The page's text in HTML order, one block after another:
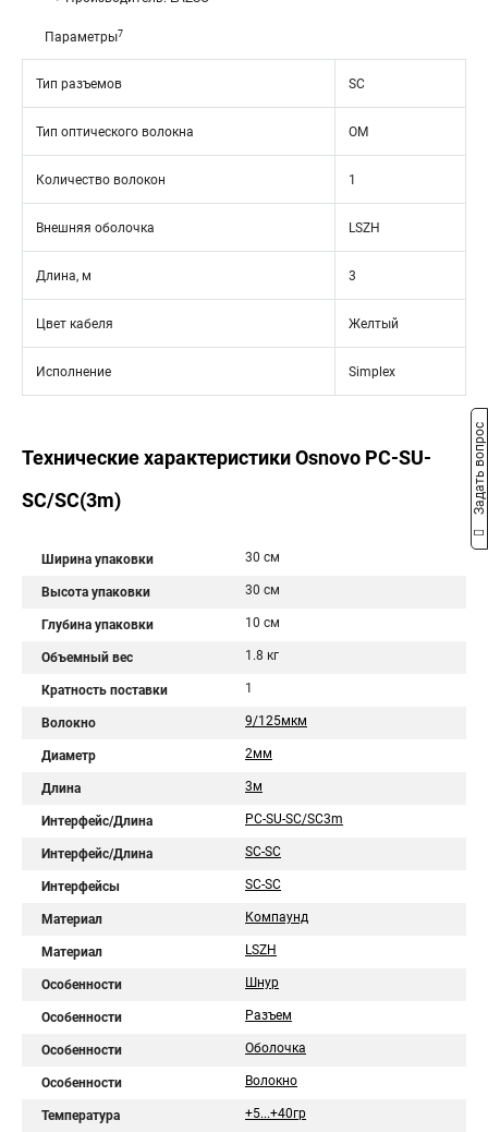
Параметры7
Тип разъемов SC
Тип оптического волокна OM
Количество волокон 1
Внешняя оболочка LSZH
Длина, м 3
Цвет кабеля Желтый
Исполнение Simplex
Технические характеристики Osnovo PC-SU-
SC/SC(3m)
Ширина упаковки 30 см
Высота упаковки 30 см
Глубина упаковки 10 см
Объемный вес 1.8 кг
Кратность поставки 1
Волокно 9/125мкм
Диаметр 2мм
Длина 3м
Интерфейс/Длина PC-SU-SC/SC3m
Интерфейс/Длина SC-SC
Интерфейсы SC-SC
Материал Компаунд
Материал LSZH
Особенности Шнур
Особенности Разъем
Особенности Оболочка
Особенности Волокно
Температура +5...+40гр
Задать вопрос